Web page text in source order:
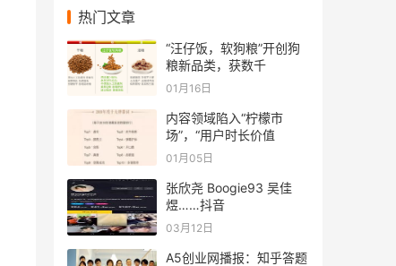
热门文章
“汪仔饭，软狗粮”开创狗
粮新品类，获数千
01月16日
内容领域陷入“柠檬市
场”，“用户时长价值
01月05日
张欣尧 Boogie93 吴佳
煜……抖音
03月12日
A5创业网播报：知乎答题